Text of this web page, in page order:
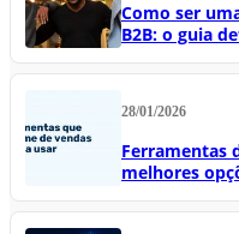
Como ser
B2B: o guia
28/01/2026
Ferramentas
melhores